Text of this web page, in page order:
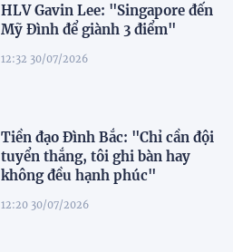
HLV Gavin Lee: "Singapore đến
Mỹ Đình để giành 3 điểm"
12:32 30/07/2026
Tiền đạo Đình Bắc: "Chỉ cần đội
tuyển thắng, tôi ghi bàn hay
không đều hạnh phúc"
12:20 30/07/2026